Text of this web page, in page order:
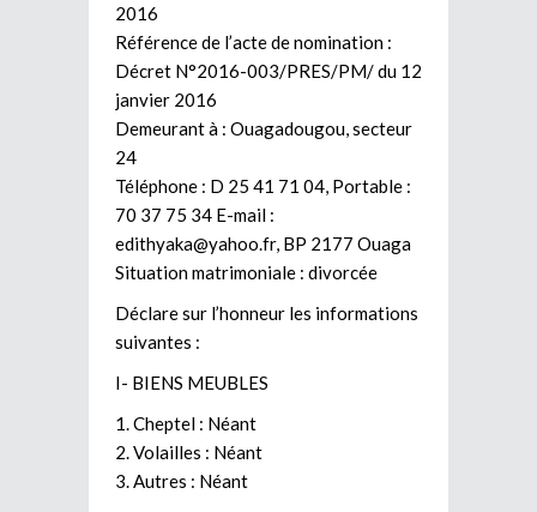
2016
Référence de l’acte de nomination :
Décret N°2016-003/PRES/PM/ du 12
janvier 2016
Demeurant à : Ouagadougou, secteur
24
Téléphone : D 25 41 71 04, Portable :
70 37 75 34 E-mail :
edithyaka@yahoo.fr, BP 2177 Ouaga
Situation matrimoniale : divorcée
Déclare sur l’honneur les informations
suivantes :
I- BIENS MEUBLES
1. Cheptel : Néant
2. Volailles : Néant
3. Autres : Néant